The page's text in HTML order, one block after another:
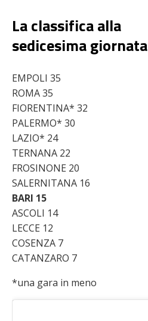
La classifica alla
sedicesima giornata
EMPOLI 35
ROMA 35
FIORENTINA* 32
PALERMO* 30
LAZIO* 24
TERNANA 22
FROSINONE 20
SALERNITANA 16
BARI 15
ASCOLI 14
LECCE 12
COSENZA 7
CATANZARO 7
*una gara in meno